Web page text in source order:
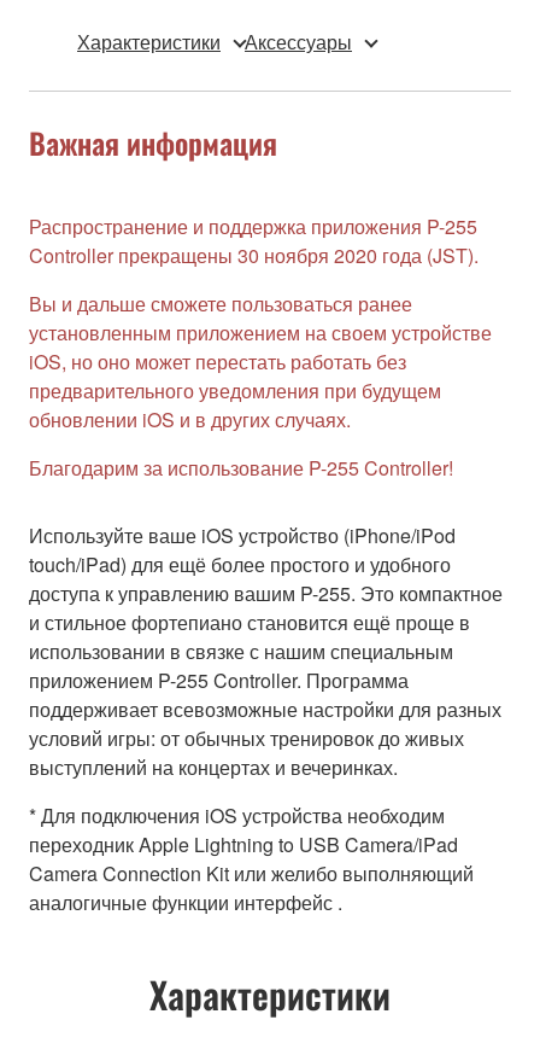
Характеристики Аксессуары
Важная информация
Распространение и поддержка приложения P-255
Controller прекращены 30 ноября 2020 года (JST).
Вы и дальше сможете пользоваться ранее
установленным приложением на своем устройстве
iOS, но оно может перестать работать без
предварительного уведомления при будущем
обновлении iOS и в других случаях.
Благодарим за использование P-255 Controller!
Используйте ваше iOS устройство (iPhone/iPod
touch/iPad) для ещё более простого и удобного
доступа к управлению вашим P-255. Это компактное
и стильное фортепиано становится ещё проще в
использовании в связке с нашим специальным
приложением P-255 Controller. Программа
поддерживает всевозможные настройки для разных
условий игры: от обычных тренировок до живых
выступлений на концертах и вечеринках.
* Для подключения iOS устройства необходим
переходник Apple Lightning to USB Camera/iPad
Camera Connection Kit или желибо выполняющий
аналогичные функции интерфейс .
Характеристики